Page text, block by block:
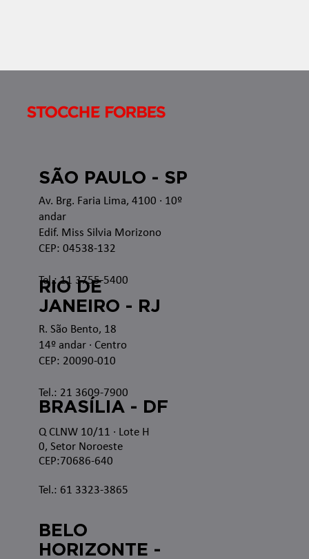
Av. Brg. Faria Lima, 4100 · 10º
andar
Edif. Miss Silvia Morizono
CEP: 04538-132
Tel.: 11 3755-5400
SÃO PAULO - SP
RIO DE
JANEIRO - RJ
R. São Bento, 18
14º andar · Centro
CEP: 20090-010
Tel.: 21 3609-7900
Q CLNW 10/11 · Lote H
0, Setor Noroeste
CEP:70686-640
Tel.: 61 3323-3865
BRASÍLIA - DF
BELO
HORIZONTE -